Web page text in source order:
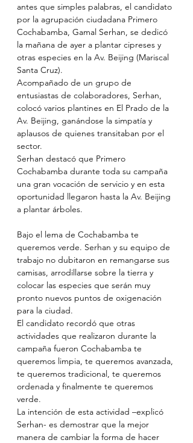
antes que simples palabras, el candidato
por la agrupación ciudadana Primero
Cochabamba, Gamal Serhan, se dedicó
la mañana de ayer a plantar cipreses y
otras especies en la Av. Beijing (Mariscal
Santa Cruz).
Acompañado de un grupo de
entusiastas de colaboradores, Serhan,
colocó varios plantines en El Prado de la
Av. Beijing, ganándose la simpatía y
aplausos de quienes transitaban por el
sector.
Serhan destacó que Primero
Cochabamba durante toda su campaña
una gran vocación de servicio y en esta
oportunidad llegaron hasta la Av. Beijing
a plantar árboles.
Bajo el lema de Cochabamba te
queremos verde. Serhan y su equipo de
trabajo no dubitaron en remangarse sus
camisas, arrodillarse sobre la tierra y
colocar las especies que serán muy
pronto nuevos puntos de oxigenación
para la ciudad.
El candidato recordó que otras
actividades que realizaron durante la
campaña fueron Cochabamba te
queremos limpia, te queremos avanzada,
te queremos tradicional, te queremos
ordenada y finalmente te queremos
verde.
La intención de esta actividad –explicó
Serhan- es demostrar que la mejor
manera de cambiar la forma de hacer